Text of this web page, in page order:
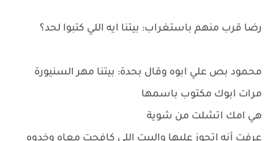
رضا قرب منهم باستغراب: بيتنا ايه اللي كتبوا لحد؟
محمود بص علي ابوه وقال بحدة: بيتنا مهر السنيورة
مرات ابوك مكتوب باسمها
هي امك اتشلت من شوية
عرفت أنه اتجوز عليها والبيت اللي كافحت معاه وخدوه